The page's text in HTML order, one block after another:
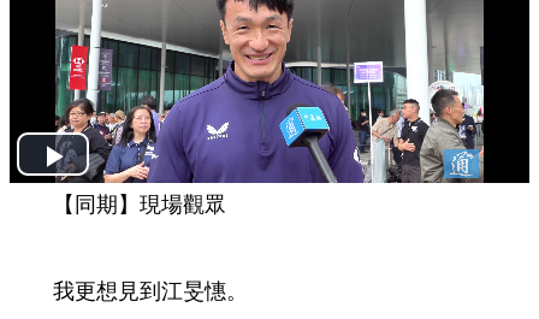
Play
Video
【同期】現場觀眾
我更想見到江旻憓。